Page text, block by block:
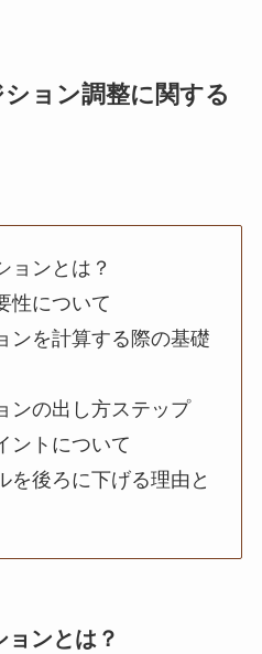
ョン調整に関する
ョンとは？
性について
ンを計算する際の基礎
ンの出し方ステップ
ントについて
を後ろに下げる理由と
ョンとは？